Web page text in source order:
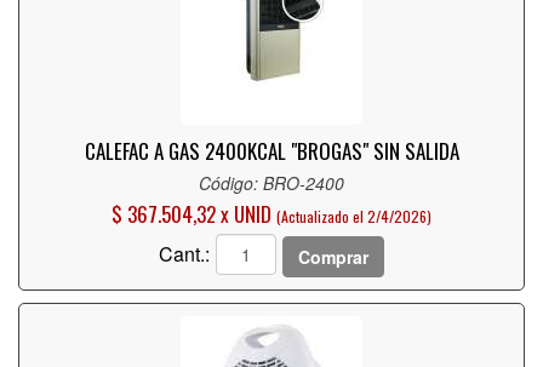
CALEFAC A GAS 2400KCAL "BROGAS" SIN SALIDA
Código: BRO-2400
$ 367.504,32 x UNID (Actualizado el 2/4/2026)
Cant.: Comprar